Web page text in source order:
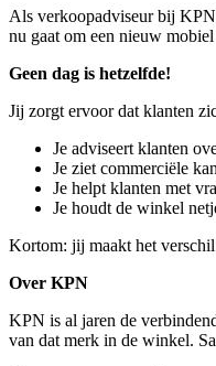
Als verkoopadviseur bij
nu gaat om een nieuw
Geen dag is hetzelfde!
Jij zorgt ervoor dat klanten
Je adviseert klanten
Je ziet commerciële
Je helpt klanten met
Je houdt de winkel
Kortom: jij maakt het verschil
Over KPN
KPN is al jaren de
van dat merk in de winkel.